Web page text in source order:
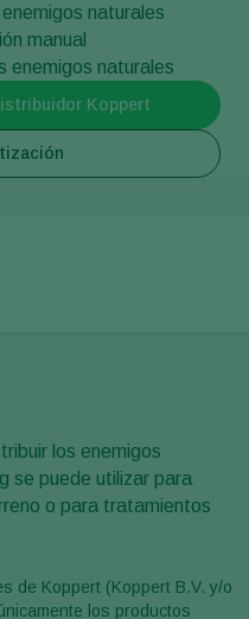
naturales
manual
enemigos naturales
Koppert
los enemigos
se puede utilizar para
o para tratamientos
de Koppert (Koppert B.V. y/o
los productos